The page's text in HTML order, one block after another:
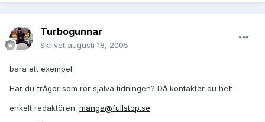
Turbogunnar
Skrivet augusti 18, 2005
bara ett exempel:
Har du frågor som rör själva tidningen? Då kontaktar du helt
enkelt redaktören: manga@fullstop.se.